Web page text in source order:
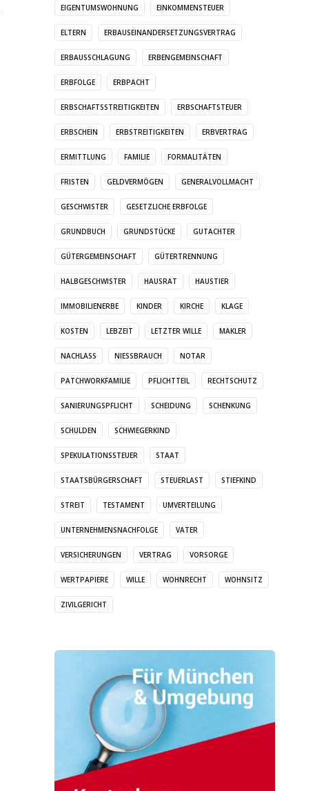
EIGENTUMSWOHNUNG EINKOMMENSTEUER
ELTERN ERBAUSEINANDERSETZUNGSVERTRAG
ERBAUSSCHLAGUNG ERBENGEMEINSCHAFT
ERBFOLGE ERBPACHT
ERBSCHAFTSSTREITIGKEITEN ERBSCHAFTSTEUER
ERBSCHEIN ERBSTREITIGKEITEN ERBVERTRAG
ERMITTLUNG FAMILIE FORMALITÄTEN
FRISTEN GELDVERMÖGEN GENERALVOLLMACHT
GESCHWISTER GESETZLICHE ERBFOLGE
GRUNDBUCH GRUNDSTÜCKE GUTACHTER
GÜTERGEMEINSCHAFT GÜTERTRENNUNG
HALBGESCHWISTER HAUSRAT HAUSTIER
IMMOBILIENERBE KINDER KIRCHE KLAGE
KOSTEN LEBZEIT LETZTER WILLE MAKLER
NACHLASS NIESSBRAUCH NOTAR
PATCHWORKFAMILIE PFLICHTTEIL RECHTSCHUTZ
SANIERUNGSPFLICHT SCHEIDUNG SCHENKUNG
SCHULDEN SCHWIEGERKIND
SPEKULATIONSSTEUER STAAT
STAATSBÜRGERSCHAFT STEUERLAST STIEFKIND
STREIT TESTAMENT UMVERTEILUNG
UNTERNEHMENSNACHFOLGE VATER
VERSICHERUNGEN VERTRAG VORSORGE
WERTPAPIERE WILLE WOHNRECHT WOHNSITZ
ZIVILGERICHT